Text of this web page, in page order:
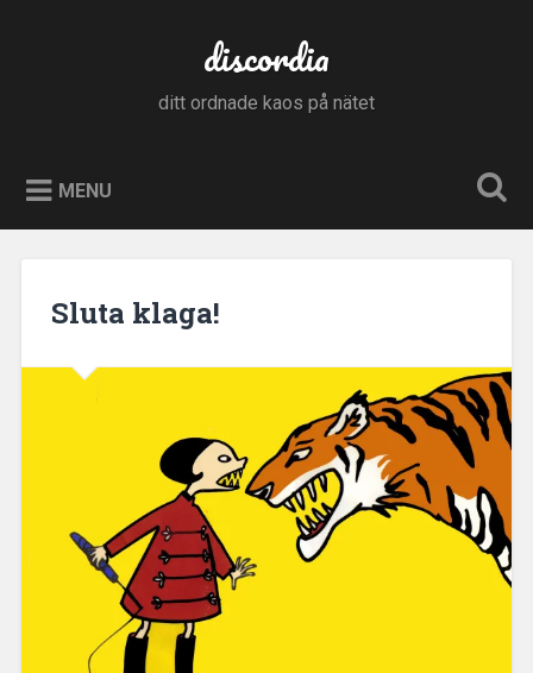
discordia
ditt ordnade kaos på nätet
MENU
Sluta klaga!